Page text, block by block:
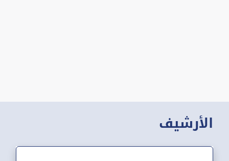
الأرشيف